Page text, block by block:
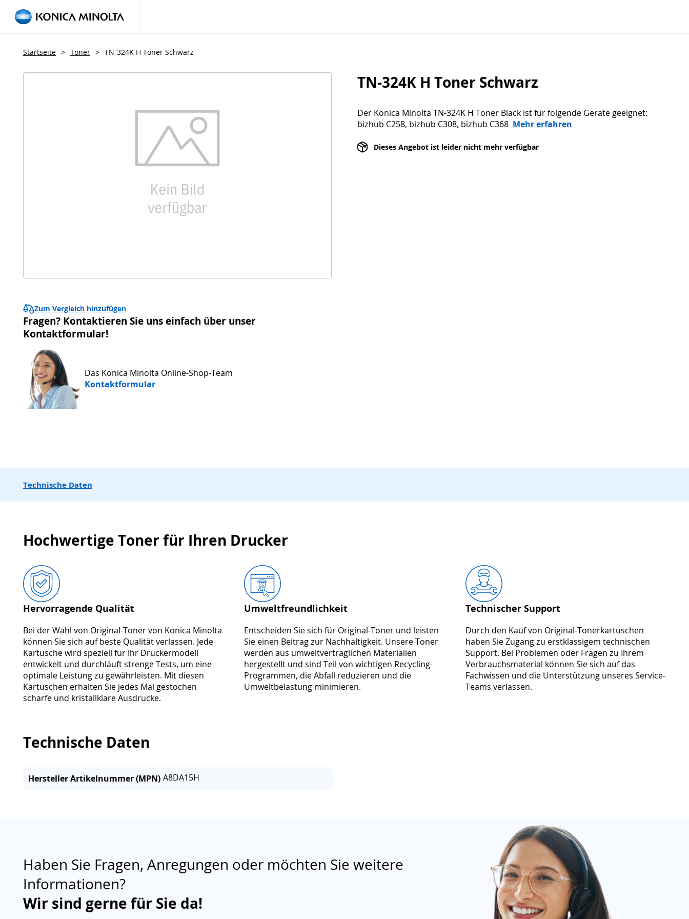
Startseite > Toner > TN-324K H Toner Schwarz
TN-324K H Toner Schwarz
Der Konica Minolta TN-324K H Toner Black ist für folgende Geräte geeignet:
bizhub C258, bizhub C308, bizhub C368 Mehr erfahren
Dieses Angebot ist leider nicht mehr verfügbar
Zum Vergleich hinzufügen
Fragen? Kontaktieren Sie uns einfach über unser
Kontaktformular!
Das Konica Minolta Online-Shop-Team
Kontaktformular
Technische Daten
Hochwertige Toner für Ihren Drucker
Hervorragende Qualität
Bei der Wahl von Original-Toner von Konica Minolta
können Sie sich auf beste Qualität verlassen. Jede
Kartusche wird speziell für Ihr Druckermodell
entwickelt und durchläuft strenge Tests, um eine
optimale Leistung zu gewährleisten. Mit diesen
Kartuschen erhalten Sie jedes Mal gestochen
scharfe und kristallklare Ausdrucke.
Umweltfreundlichkeit
Entscheiden Sie sich für Original-Toner und leisten
Sie einen Beitrag zur Nachhaltigkeit. Unsere Toner
werden aus umweltverträglichen Materialien
hergestellt und sind Teil von wichtigen Recycling-
Programmen, die Abfall reduzieren und die
Umweltbelastung minimieren.
Technischer Support
Durch den Kauf von Original-Tonerkartuschen
haben Sie Zugang zu erstklassigem technischen
Support. Bei Problemen oder Fragen zu Ihrem
Verbrauchsmaterial können Sie sich auf das
Fachwissen und die Unterstützung unseres Service-
Teams verlassen.
Technische Daten
Hersteller Artikelnummer (MPN) A8DA15H
Haben Sie Fragen, Anregungen oder möchten Sie weitere
Informationen?
Wir sind gerne für Sie da!